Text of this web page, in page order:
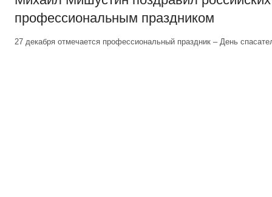
профессиональным праздником
27 декабря отмечается профессиональный праздник – День